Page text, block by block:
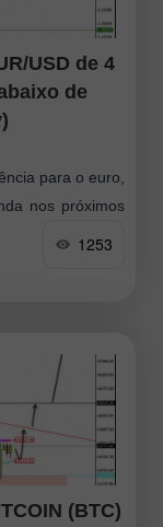
USD de 4
de
para o euro,
nos próximos
a essa região,
1253
(BTC)